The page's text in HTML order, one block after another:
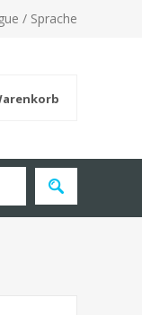
/ Sprache